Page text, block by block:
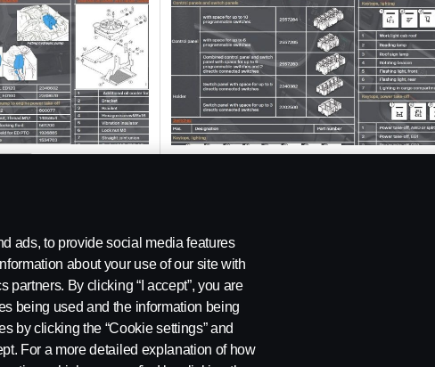
ads, to provide social media features
about your use of our site with
By clicking “I accept”, you are
being used and the information being
by clicking the “Cookie settings” and
For a more detailed explanation of how